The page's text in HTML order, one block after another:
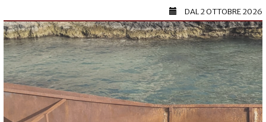
DAL2 OTTOBRE 2026